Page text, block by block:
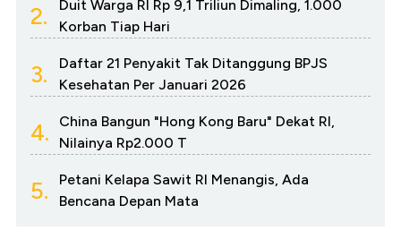
2.
Duit Warga RI Rp 9,1 Triliun Dimaling, 1.000
Korban Tiap Hari
3.
Daftar 21 Penyakit Tak Ditanggung BPJS
Kesehatan Per Januari 2026
4.
China Bangun "Hong Kong Baru" Dekat RI,
Nilainya Rp2.000 T
5.
Petani Kelapa Sawit RI Menangis, Ada
Bencana Depan Mata